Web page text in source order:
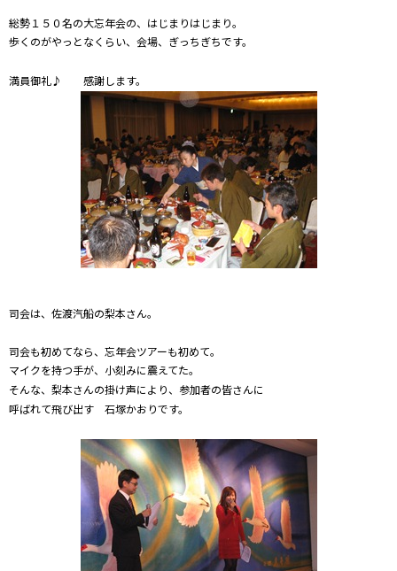
総勢１５０名の大忘年会の、はじまりはじまり。
歩くのがやっとなくらい、会場、ぎっちぎちです。
満員御礼♪ 感謝します。
司会は、佐渡汽船の梨本さん。
司会も初めてなら、忘年会ツアーも初めて。
マイクを持つ手が、小刻みに震えてた。
そんな、梨本さんの掛け声により、参加者の皆さんに
呼ばれて飛び出す 石塚かおりです。